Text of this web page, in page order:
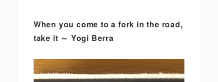
When you come to a fork in the road,
take it ～ Yogi Berra